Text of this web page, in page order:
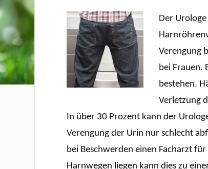
Der
Verengung
bei Frauen.
bestehen.
Verletzung
In über 30 Prozent kann der
Verengung der Urin nur schlecht
bei Beschwerden einen Facharzt
Harnwegen liegen kann dies zu